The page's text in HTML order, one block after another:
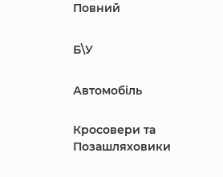
Повний
Б\У
Автомобіль
Кросовери та
Позашляховики